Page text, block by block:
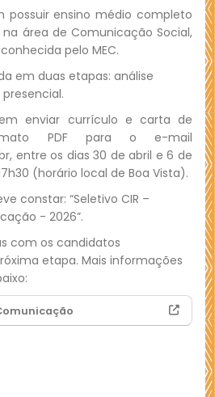
possuir ensino médio completo
área de Comunicação Social,
pelo MEC.
em duas etapas: análise
enviar currículo e carta de
PDF para o e-mail
entre os dias 30 de abril e 6 de
(horário local de Boa Vista).
constar: “Seletivo CIR –
- 2026”.
com os candidatos
etapa. Mais informações